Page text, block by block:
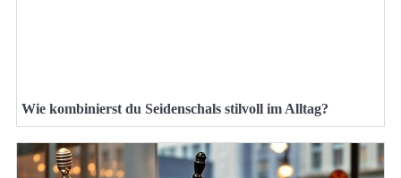
Wie kombinierst du Seidenschals stilvoll im Alltag?